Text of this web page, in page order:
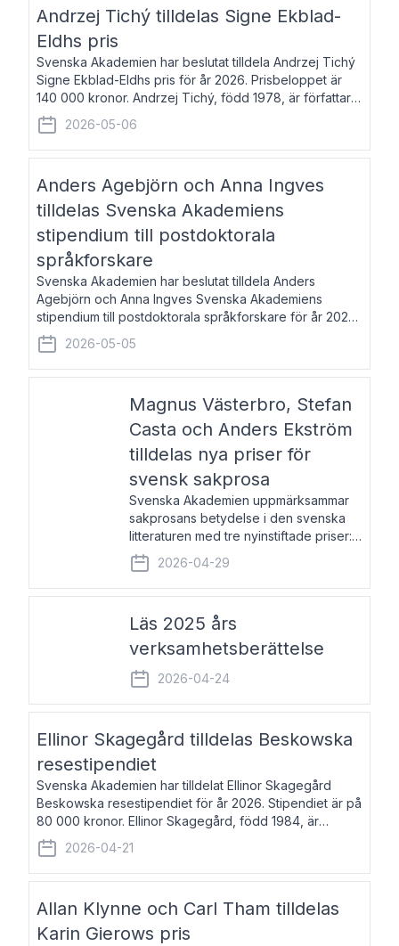
Andrzej Tichý tilldelas Signe Ekblad-
Eldhs pris
Svenska Akademien har beslutat tilldela Andrzej Tichý
Signe Ekblad-Eldhs pris för år 2026. Prisbeloppet är
140 000 kronor. Andrzej Tichý, född 1978, är författare
och kulturskribent. Han debuterade 2005 med den
lovordade romanen Sex liter l
2026-05-06
Anders Agebjörn och Anna Ingves
tilldelas Svenska Akademiens
stipendium till postdoktorala
språkforskare
Svenska Akademien har beslutat tilldela Anders
Agebjörn och Anna Ingves Svenska Akademiens
stipendium till postdoktorala språkforskare för år 2026.
Stipendiebeloppet är 75 000 kronor per mottagare.
Anders Agebjörn, född 1984, är universitet
2026-05-05
Magnus Västerbro, Stefan
Casta och Anders Ekström
tilldelas nya priser för
svensk sakprosa
Svenska Akademien uppmärksammar
sakprosans betydelse i den svenska
litteraturen med tre nyinstiftade priser:
Svenska Akademiens pris till
framstående författare av svensk
sakprosa som i år går till Magnus
2026-04-29
Läs 2025 års
verksamhetsberättelse
2026-04-24
Ellinor Skagegård tilldelas Beskowska
resestipendiet
Svenska Akademien har tilldelat Ellinor Skagegård
Beskowska resestipendiet för år 2026. Stipendiet är på
80 000 kronor. Ellinor Skagegård, född 1984, är
författare, journalist och musiker. Hon skriver
återkommande för Svenska Dagbladet, Ups
2026-04-21
Allan Klynne och Carl Tham tilldelas
Karin Gierows pris